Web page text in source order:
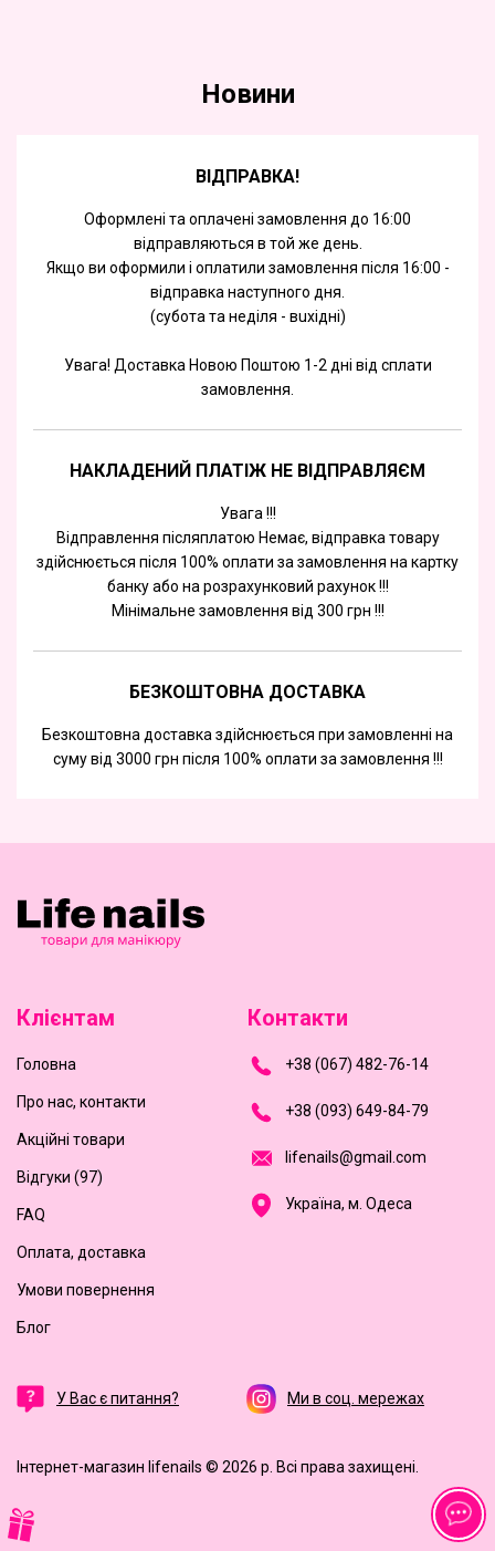
Новини
ВІДПРАВКА!
Оформлені та оплачені замовлення до 16:00
відправляються в той же день.
Якщо ви оформили і оплатили замовлення після 16:00 -
відправка наступного дня.
(субота та недiля - вuхiднi)
Увага! Доставка Новою Поштою 1-2 дні від сплати
замовлення.
НАКЛАДЕНИЙ ПЛАТІЖ НЕ ВІДПРАВЛЯЄМ
Увага !!!
Відправлення післяплатою Немає, відправка товару
здійснюється після 100% оплати за замовлення на картку
банку або на розрахунковий рахунок !!!
Мінімальне замовлення від 300 грн !!!
БЕЗКОШТОВНА ДОСТАВКА
Безкоштовна доставка здійснюється при замовленні на
суму від 3000 грн після 100% оплати за замовлення !!!
Клієнтам
Головна
Про нас, контакти
Акційні товари
Відгуки (97)
FAQ
Оплата, доставка
Умови повернення
Блог
Контакти
+38 (067) 482-76-14
+38 (093) 649-84-79
ifenai s@gmai com
Україна, м. Одеса
У Вас є питання? Ми в соц. мережах
Інтернет-магазин lifenails © 2026 р. Всі права захищені.